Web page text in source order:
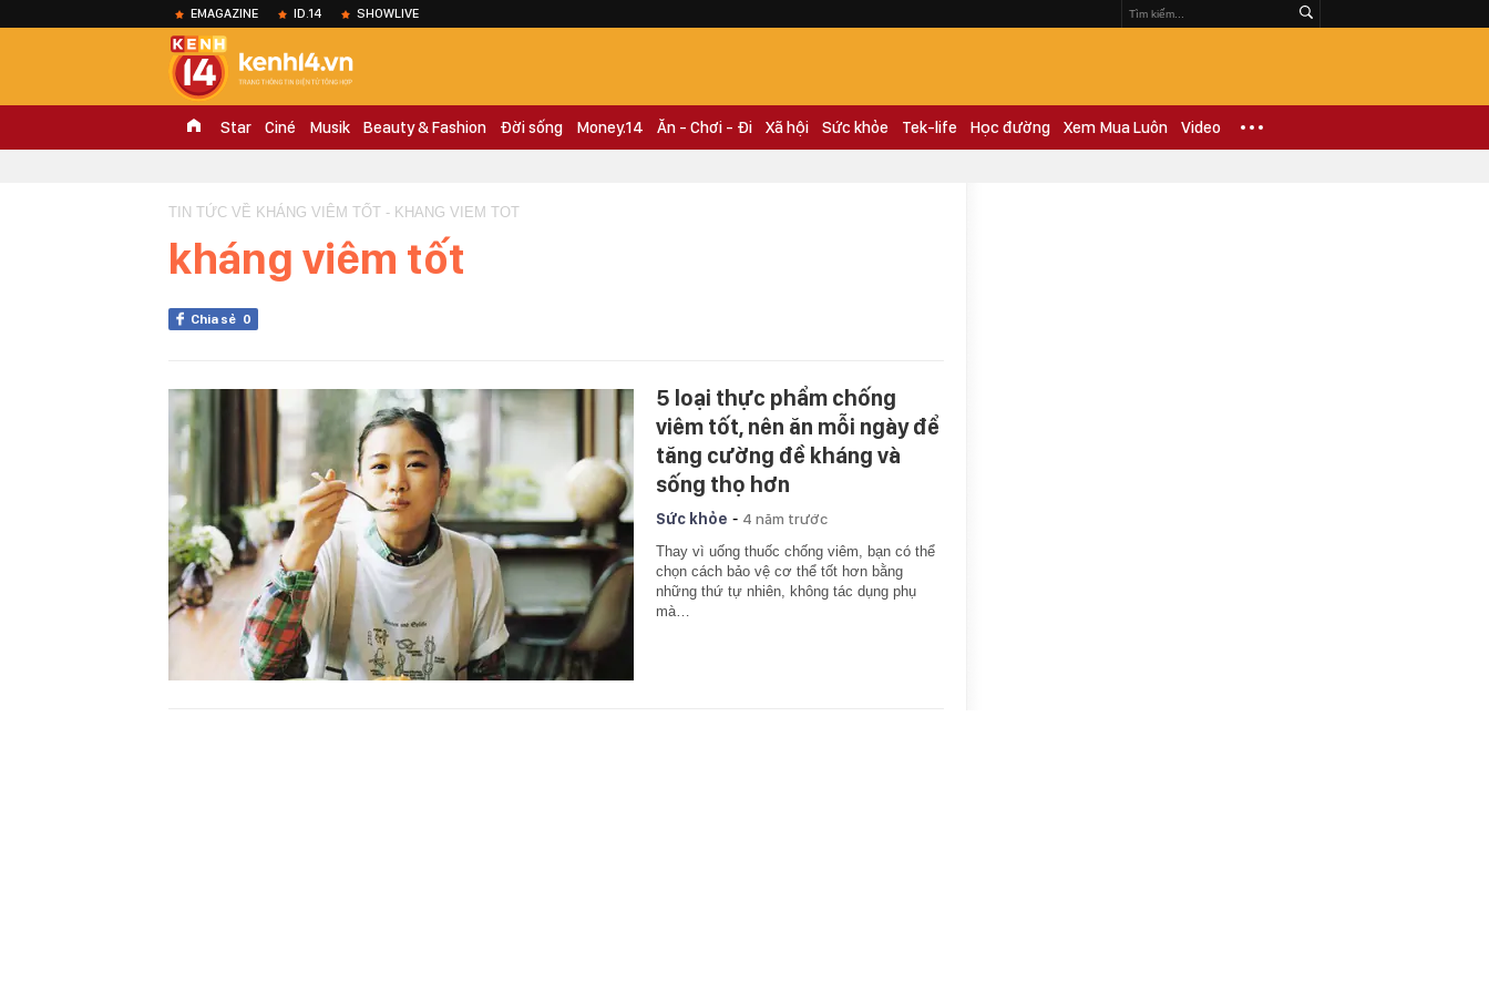
EMAGAZINE ID.14 SHOWLIVE
Star Ciné Musik Beauty & Fashion Đời sống Money.14 Ăn - Chơi - Đi Xã hội Sức khỏe Tek-life Học đường Xem Mua Luôn Video
TIN TỨC VỀ KHÁNG VIÊM TỐT - KHANG VIEM TOT
kháng viêm tốt
Chia sẻ 0
5 loại thực phẩm chống
viêm tốt, nên ăn mỗi ngày để
tăng cường đề kháng và
sống thọ hơn
Sức khỏe - 4 năm trước
Thay vì uống thuốc chống viêm, bạn có thể
chọn cách bảo vệ cơ thể tốt hơn bằng
những thứ tự nhiên, không tác dụng phụ
mà…